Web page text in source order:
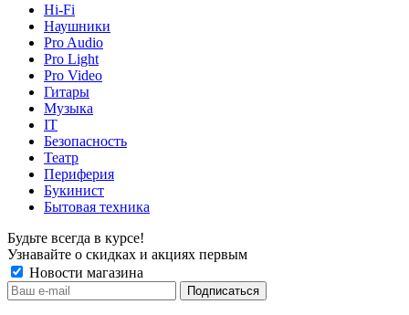
Hi-Fi
Наушники
Pro Audio
Pro Light
Pro Video
Гитары
Музыка
IT
Безопасность
Театр
Периферия
Букинист
Бытовая техника
Будьте всегда в курсе!
Узнавайте о скидках и акциях первым
Новости магазина